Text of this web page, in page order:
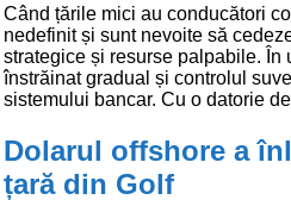
Când țările mici au conducători
nedefinit și sunt nevoite să
strategice și resurse palpabile. În
înstrăinat gradual și controlul
sistemului bancar. Cu o datorie
Dolarul offshore a
țară din Golf